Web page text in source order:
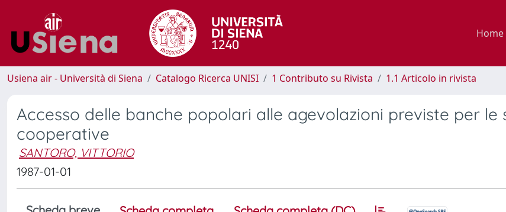
Home
Usiena air - Università di Siena Catalogo Ricerca UNISI 1 Contributo su Rivista 1.1 Articolo in rivista
Accesso delle banche popolari alle agevolazioni previste per le
cooperative
SANTORO, VITTORIO
1987-01-01